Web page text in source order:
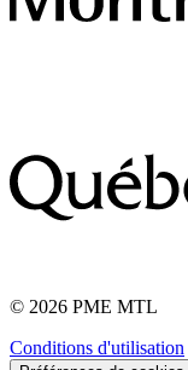
© 2026 PME MTL
Conditions d'utilisation